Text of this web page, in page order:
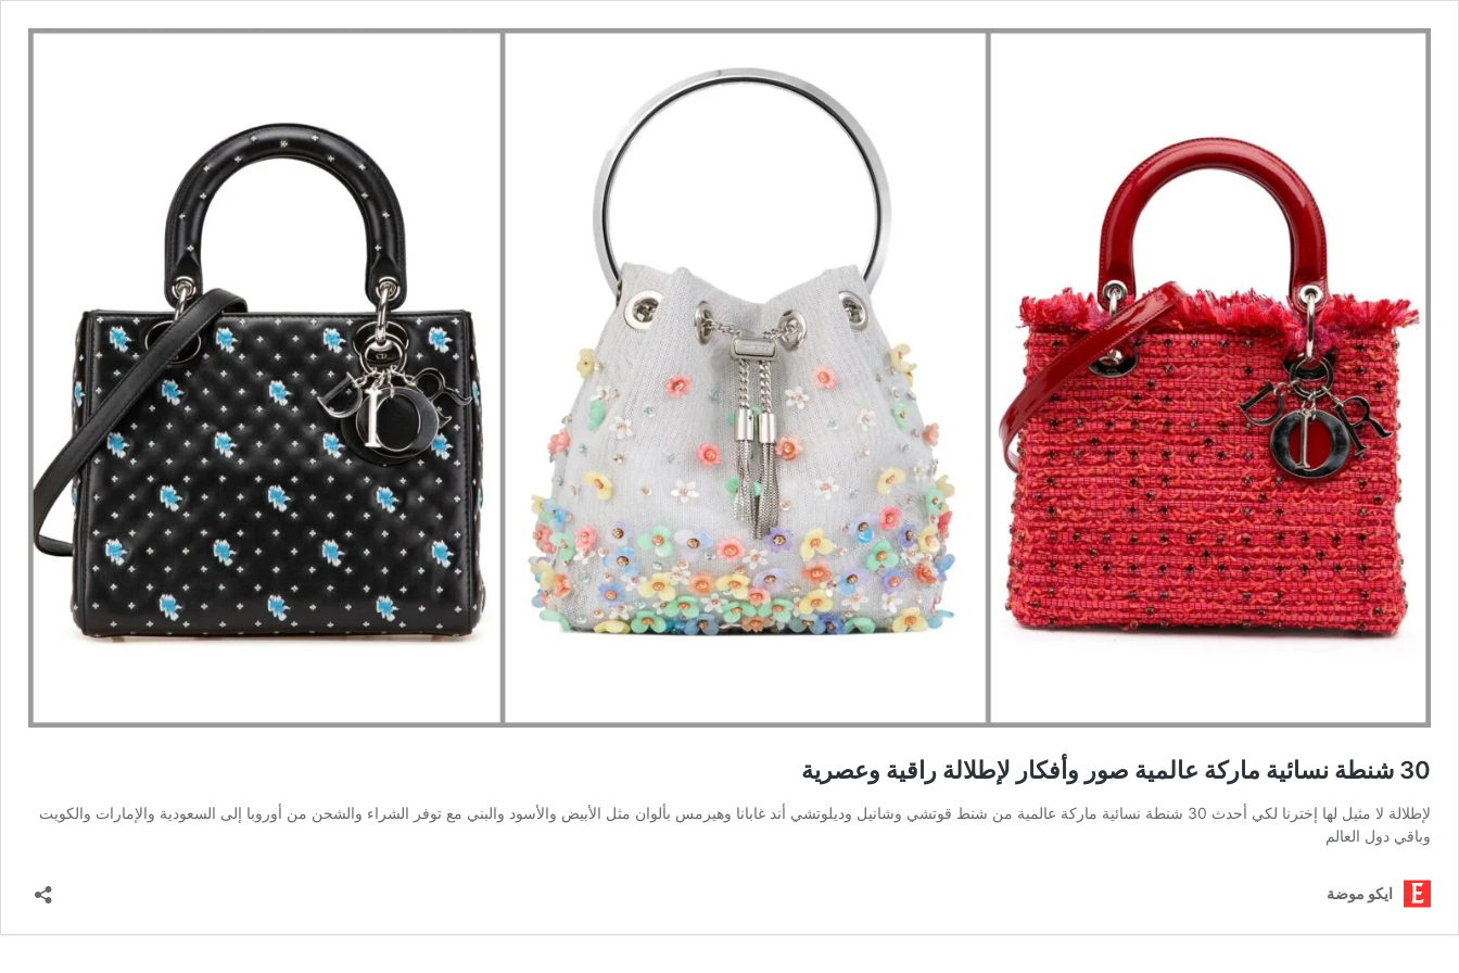
30 شنطة نسائية ماركة عالمية صور وأفكار لإطلالة راقية وعصرية
لإطلالة لا مثيل لها إخترنا لكي أحدث 30 شنطة نسائية ماركة عالمية من شنط قوتشي وشانيل وديلوتشي أند غابانا وهيرمس بألوان مثل الأبيض والأسود والبني مع توفر الشراء والشحن من أوروبا إلى السعودية والإمارات والكويت
وباقي دول العالم
ايكو موضة